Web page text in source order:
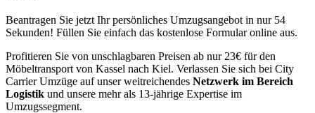
Beantragen Sie jetzt Ihr persönliches Umzugsangebot in nur 54
Sekunden! Füllen Sie einfach das kostenlose Formular online aus.
Profitieren Sie von unschlagbaren Preisen ab nur 23€ für den
Möbeltransport von Kassel nach Kiel. Verlassen Sie sich bei City
Carrier Umzüge auf unser weitreichendes Netzwerk im Bereich
Logistik und unsere mehr als 13-jährige Expertise im
Umzugssegment.